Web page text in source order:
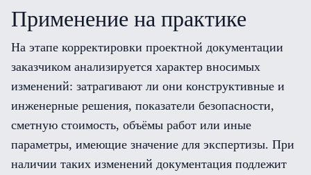
Применение на практике
На этапе корректировки проектной документации
заказчиком анализируется характер вносимых
изменений: затрагивают ли они конструктивные и
инженерные решения, показатели безопасности,
сметную стоимость, объёмы работ или иные
параметры, имеющие значение для экспертизы. При
наличии таких изменений документация подлежит